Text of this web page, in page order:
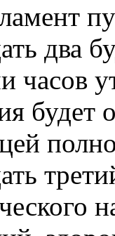
два
часов
будет